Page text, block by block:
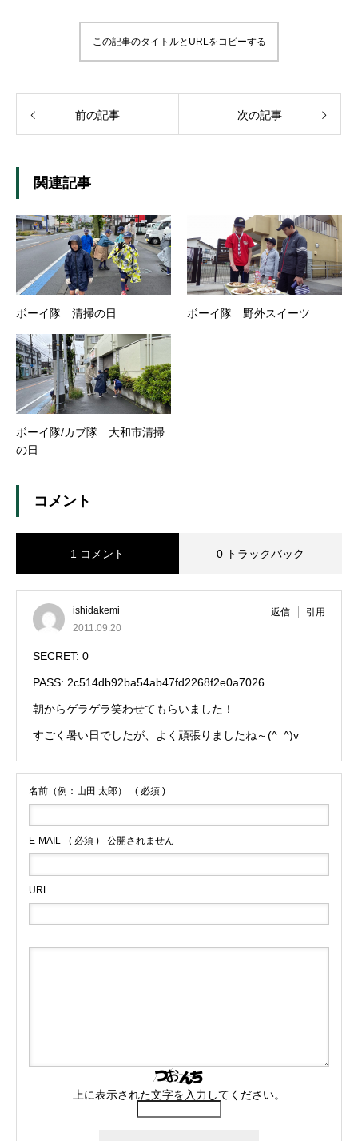
この記事のタイトルとURLをコピーする
前の記事 次の記事
関連記事
ボーイ隊 清掃の日 ボーイ隊 野外スイーツ
ボーイ隊/カブ隊 大和市清掃
の日
コメント
1 コメント 0 トラックバック
ishidakemi
2011.09.20
返信 引用
SECRET: 0
PASS: 2c514db92ba54ab47fd2268f2e0a7026
朝からゲラゲラ笑わせてもらいました！
すごく暑い日でしたが、よく頑張りましたね～(^_^)v
名前（例：山田 太郎） ( 必須 )
E-MAIL ( 必須 ) - 公開されません -
URL
上に表示された文字を入力してください。